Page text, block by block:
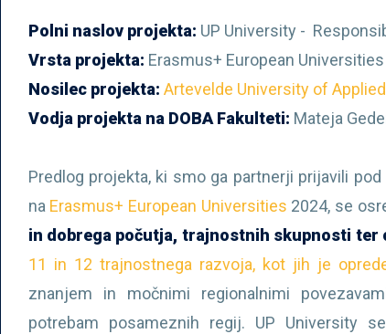
Polni naslov projekta: UP University -
Vrsta projekta: Erasmus+ European
Nosilec projekta: Artevelde University of
Vodja projekta na DOBA Fakulteti: Mateja
Predlog projekta, ki smo ga partnerji prijavili
na Erasmus+ European Universities 2024, se
in dobrega počutja, trajnostnih skupnosti
11 in 12 trajnostnega razvoja, kot jih je
znanjem in močnimi regionalnimi
potrebam posameznih regij. UP University